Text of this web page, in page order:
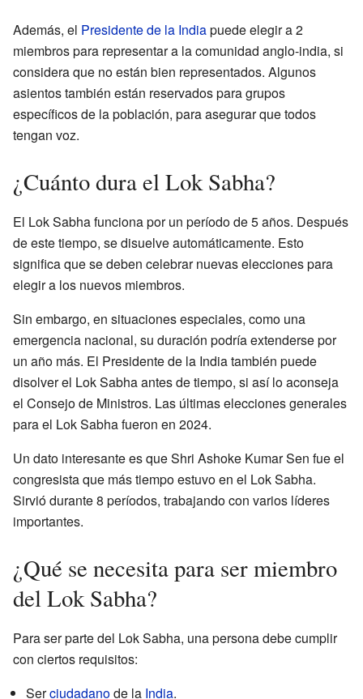
Además, el Presidente de la Indiapuede elegir a 2
miembros para representar a la comunidad anglo-india, si
considera que no están bien representados. Algunos
asientos también están reservados para grupos
específicos de la población, para asegurar que todos
tengan voz.
¿Cuánto dura el Lok Sabha?
El Lok Sabha funciona por un período de 5 años. Después
de este tiempo, se disuelve automáticamente. Esto
significa que se deben celebrar nuevas elecciones para
elegir a los nuevos miembros.
Sin embargo, en situaciones especiales, como una
emergencia nacional, su duración podría extenderse por
un año más. El Presidente de la India también puede
disolver el Lok Sabha antes de tiempo, si así lo aconseja
el Consejo de Ministros. Las últimas elecciones generales
para el Lok Sabha fueron en 2024.
Un dato interesante es que Shri Ashoke Kumar Sen fue el
congresista que más tiempo estuvo en el Lok Sabha.
Sirvió durante 8 períodos, trabajando con varios líderes
importantes.
¿Qué se necesita para ser miembro
del Lok Sabha?
Para ser parte del Lok Sabha, una persona debe cumplir
con ciertos requisitos:
Serciudadanode la India.